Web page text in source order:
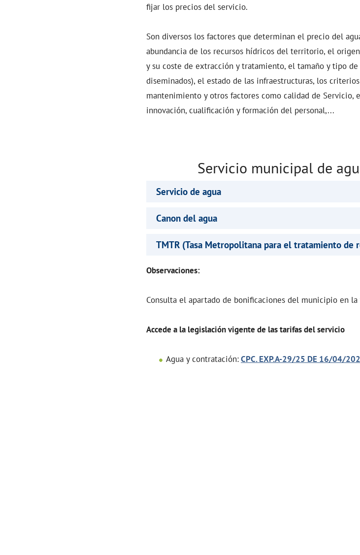
fijar los precios del servicio.
Son diversos los factores que determinan el precio del
abundancia de los recursos hídricos del territorio, el
y su coste de extracción y tratamiento, el tamaño y tipo
diseminados), el estado de las infraestructuras, los
mantenimiento y otros factores como calidad de Servicio,
innovación, cualificación y formación del personal,...
Servicio municipal de
Servicio de agua
Canon del agua
TMTR (Tasa Metropolitana para el tratamiento de
Observaciones:
Consulta el apartado de bonificaciones del municipio en la
Accede a la legislación vigente de las tarifas del servicio
Agua y contratación:CPC. EXP.A-29/25 DE 16/04/